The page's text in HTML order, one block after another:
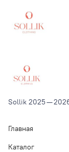
Sollik 2025 —
Главная
Каталог